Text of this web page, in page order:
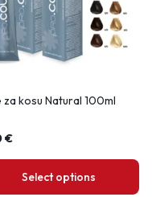
za kosu Natural 100ml
€
Select options